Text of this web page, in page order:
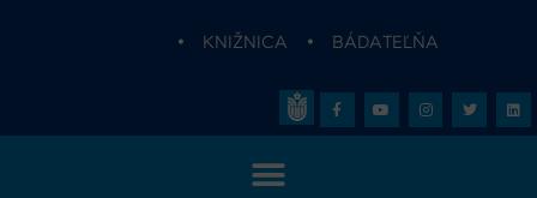
• KNIŽNICA • BÁDATEĽŇA